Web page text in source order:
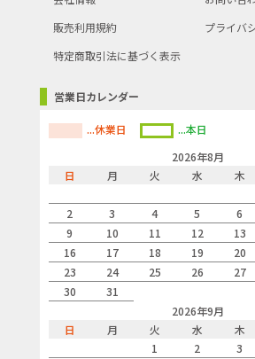
販売利用規約
プライバ
特定商取引法に基づく表示
営業日カレンダー
...休業日
...本日
2026年8月
日
月 火 水 木
2
3 4 5 6
9
10 11 12 13
16
17 18 19 20
23
24 25 26 27
30
31
2026年9月
日
月 火 水 木
1
2 3